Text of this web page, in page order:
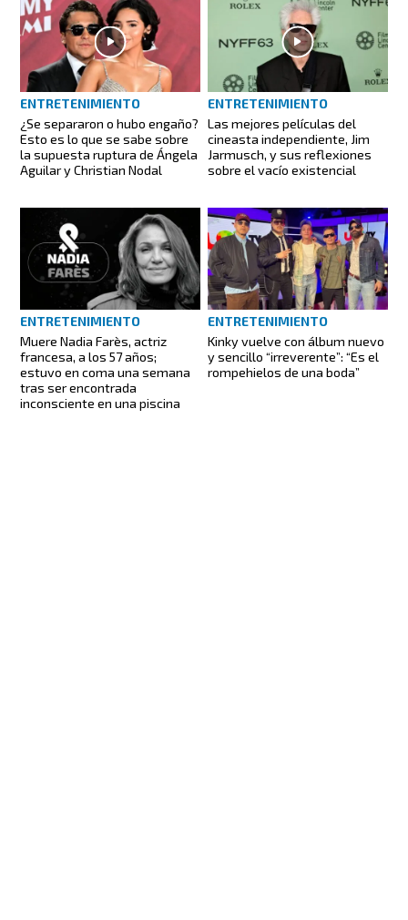
ENTRETENIMIENTO
¿Se separaron o hubo engaño?
Esto es lo que se sabe sobre
la supuesta ruptura de Ángela
Aguilar y Christian Nodal
ENTRETENIMIENTO
Las mejores películas del
cineasta independiente, Jim
Jarmusch, y sus reflexiones
sobre el vacío existencial
ENTRETENIMIENTO
Muere Nadia Farès, actriz
francesa, a los 57 años;
estuvo en coma una semana
tras ser encontrada
inconsciente en una piscina
ENTRETENIMIENTO
Kinky vuelve con álbum nuevo
y sencillo “irreverente”: “Es el
rompehielos de una boda”